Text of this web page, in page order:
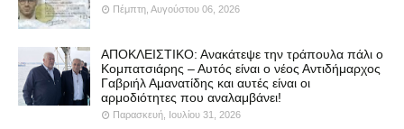
Πέμπτη, Αυγούστου 06, 2026
ΑΠΟΚΛΕΙΣΤΙΚΟ: Ανακάτεψε την τράπουλα πάλι ο
Κομπατσιάρης – Αυτός είναι ο νέος Αντιδήμαρχος
Γαβριήλ Αμανατίδης και αυτές είναι οι
αρμοδιότητες που αναλαμβάνει!
Παρασκευή, Ιουλίου 31, 2026